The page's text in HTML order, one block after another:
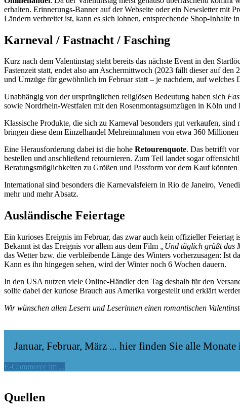
erhalten. Erinnerungs-Banner auf der Webseite oder ein Newsletter mit
Ländern verbreitet ist, kann es sich lohnen, entsprechende Shop-Inhalte
Karneval / Fastnacht / Fasching
Kurz nach dem Valentinstag steht bereits das nächste Event in den
Fastenzeit statt, endet also am Aschermittwoch (2023 fällt dieser auf
und Umzüge für gewöhnlich im Februar statt – je nachdem, auf welches
Unabhängig von der ursprünglichen religiösen Bedeutung haben sich
sowie Nordrhein-Westfalen mit den Rosenmontagsumzügen in Köln
Klassische Produkte, die sich zu Karneval besonders gut verkaufen, sind
bringen diese dem Einzelhandel Mehreinnahmen von etwa 360
Eine Herausforderung dabei ist die hohe Retourenquote. Das betrifft
bestellen und anschließend retournieren. Zum Teil landet sogar
Beratungsmöglichkeiten zu Größen und Passform vor dem Kauf
International sind besonders die Karnevalsfeiern in Rio de Janeiro,
mehr und mehr Absatz.
Ausländische Feiertage
Ein kurioses Ereignis im Februar, das zwar auch kein offizieller Feiertag
Bekannt ist das Ereignis vor allem aus dem Film
„Und täglich grüßt das
das Wetter bzw. die verbleibende Länge des Winters vorherzusagen: Ist
Kann es ihn hingegen sehen, wird der Winter noch 6 Wochen dauern.
In den USA nutzen viele Online-Händler den Tag deshalb für den
sollte dabei der kuriose Brauch aus Amerika vorgestellt und erklärt
Wir wünschen allen Lesern und Leserinnen einen romantischen
Januar, Februar, März ... hier finden Sie alle
E-Commerce im ...
Quellen